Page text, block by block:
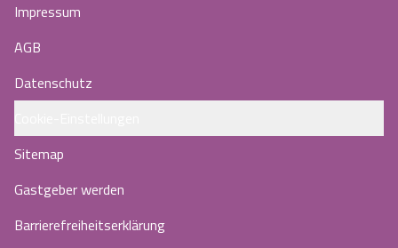
Impressum
AGB
Datenschutz
Sitemap
Gastgeber werden
Barrierefreiheitserklärung